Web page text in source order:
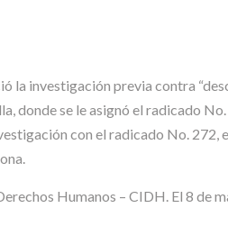
la investigación previa contra
donde se le asignó el radicado
con el radicado No. 272,
Humanos – CIDH. El 8 de